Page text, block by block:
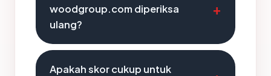
woodgroup.com diperiksa
ulang?
Apakah skor cukup untuk